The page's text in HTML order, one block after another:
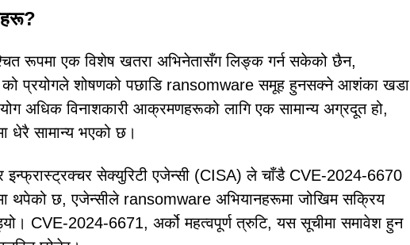
रूपमा एक विशेष खतरा अभिनेतासँग लिङ्क गर्न सकेको छैन,
प्रयोगले शोषणको पछाडि ransomware समूह हुनसक्ने आशंका खडा
अधिक विनाशकारी आक्रमणहरूको लागि एक सामान्य अग्रदूत हो,
धेरै सामान्य भएको छ।
इन्फ्रास्ट्रक्चर सेक्युरिटी एजेन्सी (CISA) ले चाँडै CVE-2024-6670
थपेको छ, एजेन्सीले ransomware अभियानहरूमा जोखिम सक्रिय
CVE-2024-6671, अर्को महत्वपूर्ण त्रुटि, यस सूचीमा समावेश हुन